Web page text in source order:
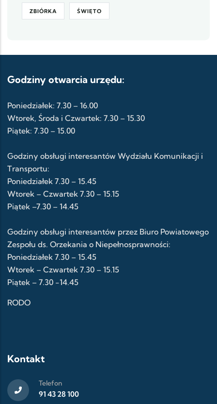
ZBIÓRKA ŚWIĘTO
Godziny otwarcia urzędu:
Poniedziałek: 7.30 – 16.00
Wtorek, Środa i Czwartek: 7.30 – 15.30
Piątek: 7.30 – 15.00
Godziny obsługi interesantów Wydziału Komunikacji i
Transportu:
Poniedziałek 7.30 – 15.45
Wtorek – Czwartek 7.30 – 15.15
Piątek –7.30 – 14.45
Godziny obsługi interesantów przez Biuro Powiatowego
Zespołu ds. Orzekania o Niepełnosprawności:
Poniedziałek 7.30 – 15.45
Wtorek – Czwartek 7.30 – 15.15
Piątek – 7.30 -14.45
RODO
Kontakt
Telefon
91 43 28 100